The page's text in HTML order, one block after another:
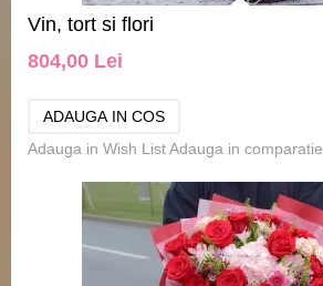
Vin, tort si flori
804,00 Lei
Adauga in Wish ListAdauga in comparatie